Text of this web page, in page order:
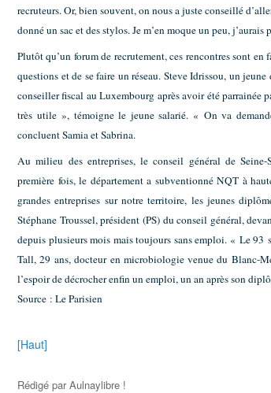
recruteurs. Or, bien souvent, on nous a juste conseillé
donné un sac et des stylos. Je m’en moque un peu,
Plutôt qu’un forum de recrutement, ces rencontres sont
questions et de se faire un réseau. Steve Idrissou, un
conseiller fiscal au Luxembourg après avoir été parrainée
très utile », témoigne le jeune salarié. « On va
concluent Samia et Sabrina.
Au milieu des entreprises, le conseil général de
première fois, le département a subventionné NQT à
grandes entreprises sur notre territoire, les jeunes
Stéphane Troussel, président (PS) du conseil général,
depuis plusieurs mois mais toujours sans emploi. « Le 93
Tall, 29 ans, docteur en microbiologie venue du Blanc-
l’espoir de décrocher enfin un emploi, un an après son
Source : Le Parisien
[Haut]
Rédigé parAulnaylibre !